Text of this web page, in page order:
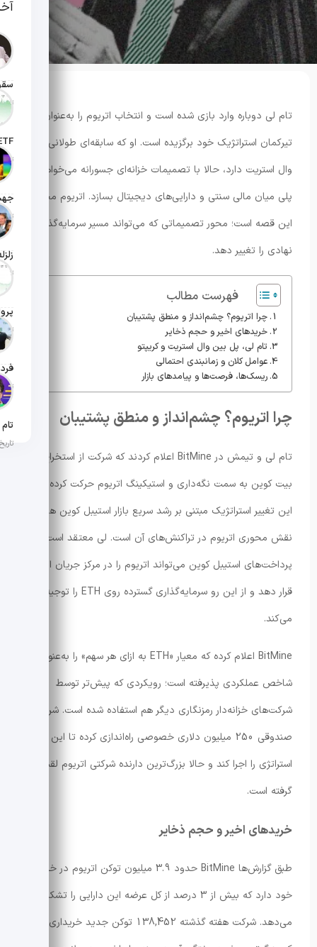
تاریخ
تاریخ
تاریخ
تاریخ
تاریخ
تاریخ
تاریخ
تام لی دوباره وارد بازی شده است و انتخاب اتریوم را به‌عنوان
تیرکمان استراتژیک خود برگزیده است. او که سابقه‌ای طولانی در
وال استریت دارد، حالا با تصمیمات خزانه‌ای جسورانه می‌خواهد
پلی میان مالی سنتی و دارایی‌های دیجیتال بسازد. اتریوم محور
این قصه است؛ محور تصمیماتی که می‌تواند مسیر سرمایه‌گذاری
نهادی را تغییر دهد.
فهرست مطالب
چرا اتریوم؟ چشم‌انداز و منطق پشتیبان
خریدهای اخیر و حجم ذخایر
تام لی، پل بین وال استریت و کریپتو
عوامل کلان و زمانبندی احتمالی
ریسک‌ها، فرصت‌ها و پیامدهای بازار
چرا اتریوم؟ چشم‌انداز و منطق پشتیبان
تام لی و تیمش در BitMine اعلام کردند که شرکت از استخراج
بیت کوین به سمت نگه‌داری و استیکینگ اتریوم حرکت کرده است.
این تغییر استراتژیک مبتنی بر رشد سریع بازار استیبل کوین ها و
نقش محوری اتریوم در تراکنش‌های آن است. لی معتقد است رشد
پرداخت‌های استیبل کوین می‌تواند اتریوم را در مرکز جریان ارزش
قرار دهد و از این رو سرمایه‌گذاری گسترده روی ETH را توجیه
می‌کند.
BitMine اعلام کرده که معیار «ETH به ازای هر سهم» را به‌عنوان
شاخص عملکردی پذیرفته است؛ رویکردی که پیش‌تر توسط
شرکت‌های خزانه‌دار رمزنگاری دیگر هم استفاده شده است. شرکت
صندوقی 250 میلیون دلاری خصوصی راه‌اندازی کرده تا این
استراتژی را اجرا کند و حالا بزرگ‌ترین دارنده شرکتی اتریوم لقب
گرفته است.
خریدهای اخیر و حجم ذخایر
طبق گزارش‌ها BitMine حدود 3.9 میلیون توکن اتریوم در خزانه
خود دارد که بیش از 3 درصد از کل عرضه این دارایی را تشکیل
می‌دهد. شرکت هفته گذشته 138,452 توکن جدید خریداری کرد